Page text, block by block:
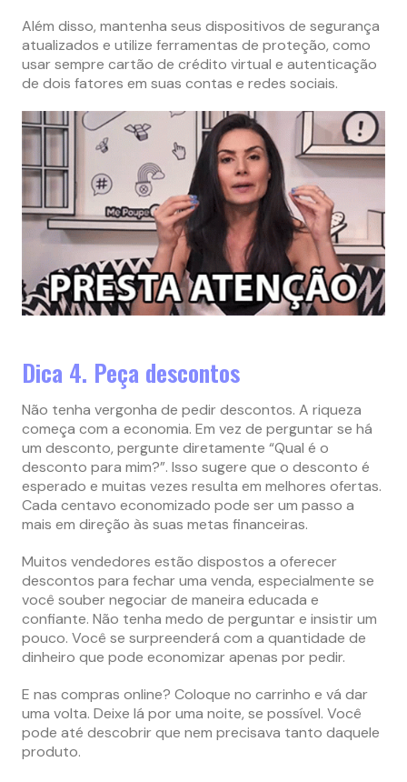
Além disso, mantenha seus dispositivos de segurança
atualizados e utilize ferramentas de proteção, como
usar sempre cartão de crédito virtual e autenticação
de dois fatores em suas contas e redes sociais.
Dica 4. Peça descontos
Não tenha vergonha de pedir descontos. A riqueza
começa com a economia. Em vez de perguntar se há
um desconto, pergunte diretamente “Qual é o
desconto para mim?”. Isso sugere que o desconto é
esperado e muitas vezes resulta em melhores ofertas.
Cada centavo economizado pode ser um passo a
mais em direção às suas metas financeiras.
Muitos vendedores estão dispostos a oferecer
descontos para fechar uma venda, especialmente se
você souber negociar de maneira educada e
confiante. Não tenha medo de perguntar e insistir um
pouco. Você se surpreenderá com a quantidade de
dinheiro que pode economizar apenas por pedir.
E nas compras online? Coloque no carrinho e vá dar
uma volta. Deixe lá por uma noite, se possível. Você
pode até descobrir que nem precisava tanto daquele
produto.